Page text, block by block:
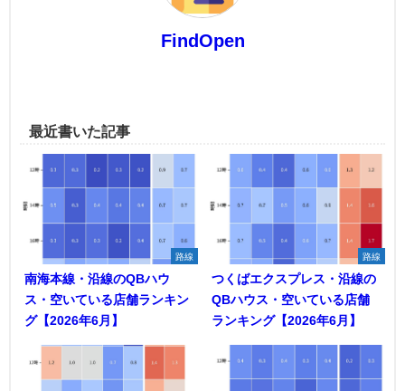
FindOpen
最近書いた記事
路線
南海本線・沿線のQBハウ
ス・空いている店舗ランキン
グ【2026年6月】
路線
つくばエクスプレス・沿線の
QBハウス・空いている店舗
ランキング【2026年6月】